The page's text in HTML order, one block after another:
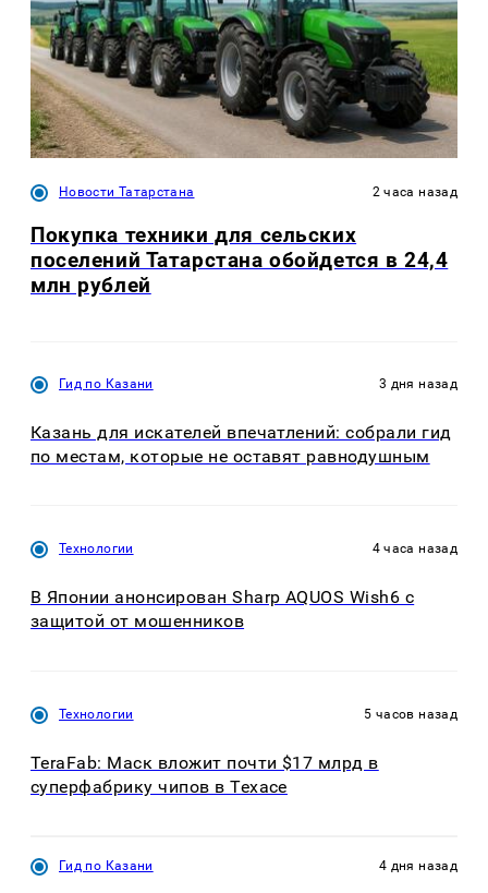
Новости Татарстана 2 часа назад
Покупка техники для сельских
поселений Татарстана обойдется в 24,4
млн рублей
Гид по Казани 3 дня назад
Казань для искателей впечатлений: собрали гид
по местам, которые не оставят равнодушным
Технологии 4 часа назад
В Японии анонсирован Sharp AQUOS Wish6 с
защитой от мошенников
Технологии 5 часов назад
TeraFab: Маск вложит почти $17 млрд в
суперфабрику чипов в Техасе
Гид по Казани 4 дня назад